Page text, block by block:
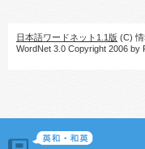
日本語ワードネット1.1版 (C)
WordNet 3.0 Copyright 2006 by